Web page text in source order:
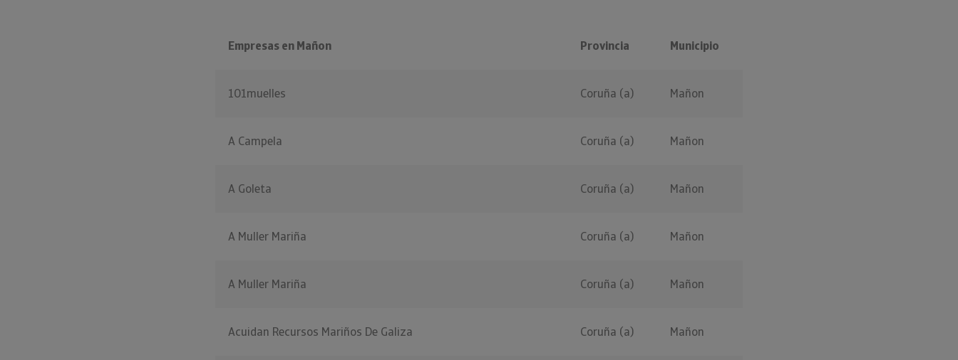
Empresas en Mañon Provincia Municipio
101muelles Coruña (a) Mañon
A Campela Coruña (a) Mañon
A Goleta Coruña (a) Mañon
A Muller Mariña Coruña (a) Mañon
A Muller Mariña Coruña (a) Mañon
Acuidan Recursos Mariños De Galiza Coruña (a) Mañon